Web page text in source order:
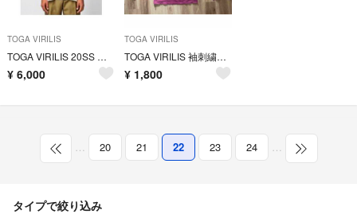
TOGA VIRILIS
TOGA VIRILIS 20SS 日本製Cupra Stripe Shirts
¥ 6,000
TOGA VIRILIS
TOGA VIRILIS 袖刺繍ロンT
¥ 1,800
… 20 21 22 23 24 …
タイプで絞り込み